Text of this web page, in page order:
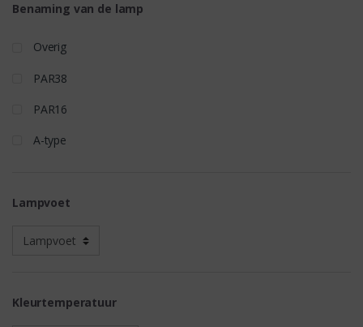
Benaming van de lamp
Overig
PAR38
PAR16
A-type
Lampvoet
Kleurtemperatuur